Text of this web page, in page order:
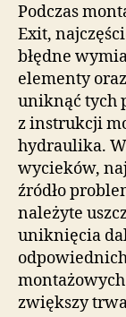
Podczas
Exit,
błędne
elementy
uniknąć tych
z instrukcji
hydraulika.
wycieków,
źródło
należyte
uniknięcia
zwiększy